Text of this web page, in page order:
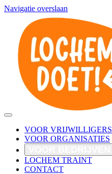
Navigatie overslaan
VOOR VRIJWILLIGERS
VOOR ORGANISATIES
LOCHEM TRAINT
CONTACT